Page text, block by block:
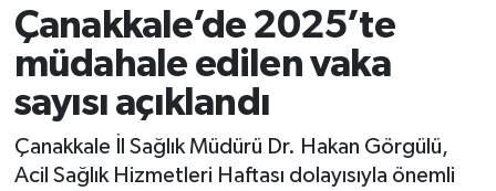
Çanakkale’de 2025’te
müdahale edilen vaka
sayısı açıklandı
Çanakkale İl Sağlık Müdürü Dr. Hakan Görgülü,
Acil Sağlık Hizmetleri Haftası dolayısıyla önemli
Ekonomi
Gündem
Kültür ve Sanat
Magazin
Süper Lig Puan Durumu ve Fikstür
Tüm Manşetler
Son Dakika Haberleri
Haber Arşivi